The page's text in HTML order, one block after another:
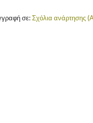
σε:Σχόλια ανάρτησης